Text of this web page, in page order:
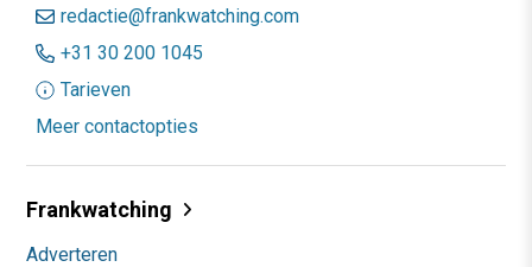
redactie@frankwatching.com
+31 30 200 1045
Tarieven
Meer contactopties
Frankwatching
Adverteren